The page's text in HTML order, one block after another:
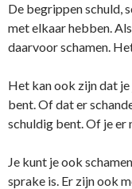
De begrippen schuld,
met elkaar hebben.
daarvoor schamen.
Het kan ook zijn dat je
bent. Of dat er
schuldig bent. Of je er
Je kunt je ook
sprake is. Er zijn ook